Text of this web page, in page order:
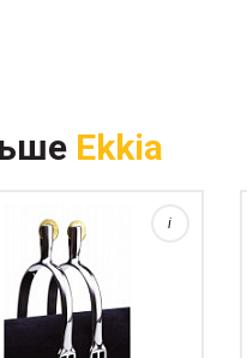
Ekkia
по шерсти и
бок от
i